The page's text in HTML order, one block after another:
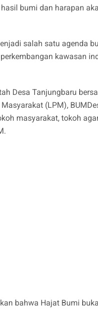
bumi dan harapan
salah satu agenda
kawasan
Desa Tanjungbaru
(LPM),
masyarakat, tokoh
bahwa Hajat Bumi